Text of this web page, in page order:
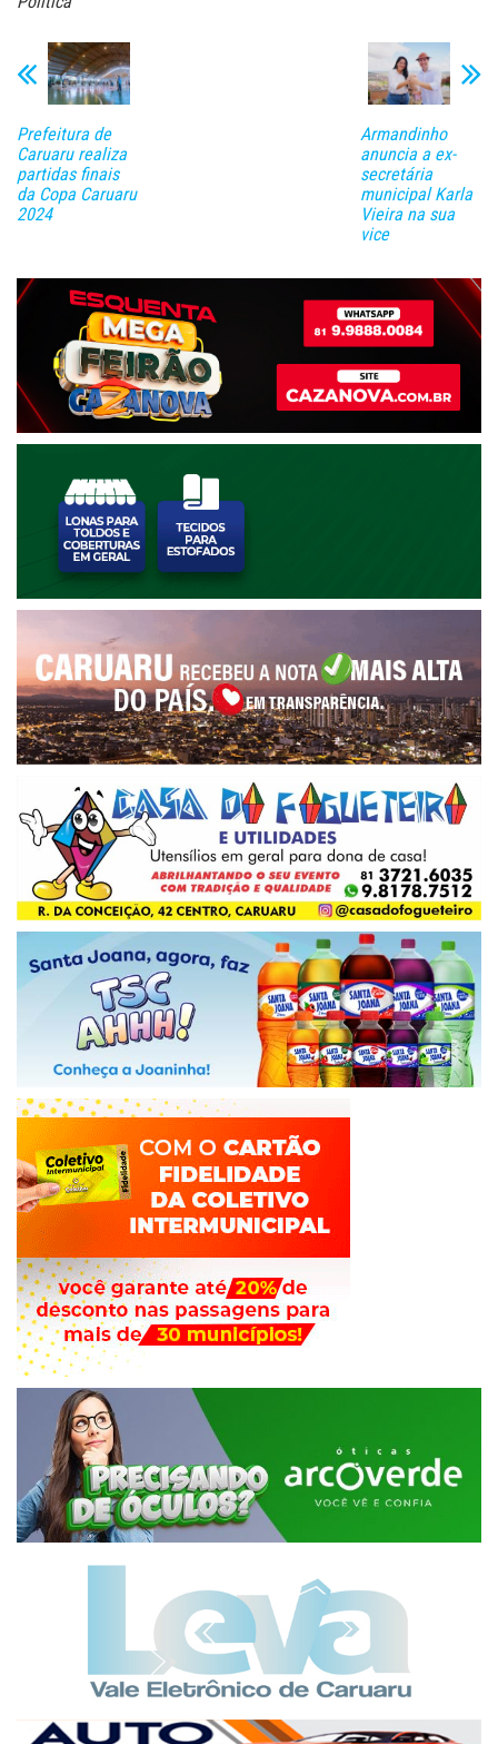
Prefeitura de
Caruaru realiza
partidas finais
da Copa Caruaru
2024
Armandinho
anuncia a ex-
secretária
municipal Karla
Vieira na sua
vice